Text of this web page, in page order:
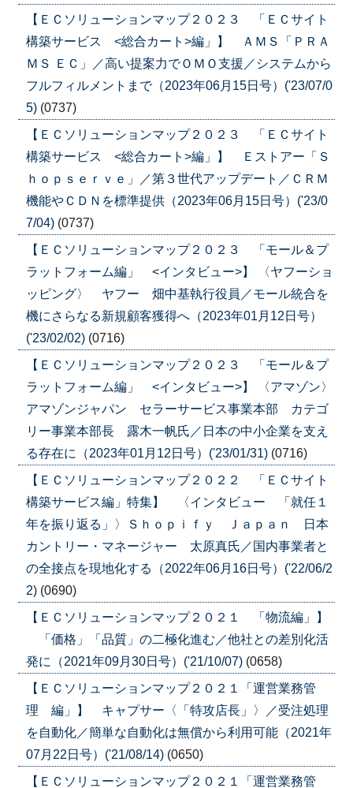
【ＥＣソリューションマップ２０２３ 「ＥＣサイト
構築サービス <総合カート>編」】 ＡＭＳ「ＰＲＡ
ＭＳ ＥＣ」／高い提案力でＯＭＯ支援／システムから
フルフィルメントまで（2023年06月15日号）('23/07/0
5) (0737)
【ＥＣソリューションマップ２０２３ 「ＥＣサイト
構築サービス <総合カート>編」】 Ｅストアー「Ｓ
ｈｏｐｓｅｒｖｅ」／第３世代アップデート／ＣＲＭ
機能やＣＤＮを標準提供（2023年06月15日号）('23/0
7/04) (0737)
【ＥＣソリューションマップ２０２３ 「モール＆プ
ラットフォーム編」 <インタビュー>】 〈ヤフーショ
ッピング〉 ヤフー 畑中基執行役員／モール統合を
機にさらなる新規顧客獲得へ（2023年01月12日号）
('23/02/02) (0716)
【ＥＣソリューションマップ２０２３ 「モール＆プ
ラットフォーム編」 <インタビュー>】 〈アマゾン〉
アマゾンジャパン セラーサービス事業本部 カテゴ
リー事業本部長 露木一帆氏／日本の中小企業を支え
る存在に（2023年01月12日号）('23/01/31) (0716)
【ＥＣソリューションマップ２０２２ 「ＥＣサイト
構築サービス編」特集】 〈インタビュー 「就任１
年を振り返る」〉Ｓｈｏｐｉｆｙ Ｊａｐａｎ 日本
カントリー・マネージャー 太原真氏／国内事業者と
の全接点を現地化する（2022年06月16日号）('22/06/2
2) (0690)
【ＥＣソリューションマップ２０２１ 「物流編」】
「価格」「品質」の二極化進む／他社との差別化活
発に（2021年09月30日号）('21/10/07) (0658)
【ＥＣソリューションマップ２０２１「運営業務管
理 編」】 キャプサー〈「特攻店長」〉／受注処理
を自動化／簡単な自動化は無償から利用可能（2021年
07月22日号）('21/08/14) (0650)
【ＥＣソリューションマップ２０２１「運営業務管